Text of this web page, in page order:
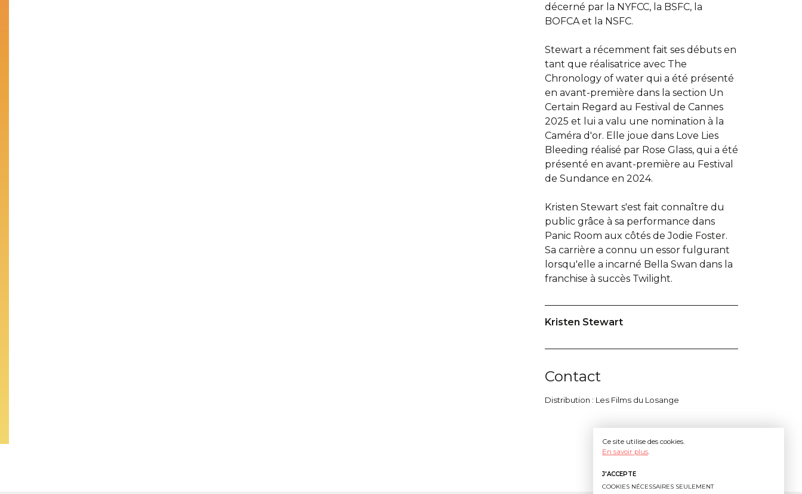
décerné par la NYFCC, la BSFC, la
BOFCA et la NSFC.
Stewart a récemment fait ses débuts en
tant que réalisatrice avec The
Chronology of water qui a été présenté
en avant-première dans la section Un
Certain Regard au Festival de Cannes
2025 et lui a valu une nomination à la
Caméra d'or. Elle joue dans Love Lies
Bleeding réalisé par Rose Glass, qui a été
présenté en avant-première au Festival
de Sundance en 2024.
Kristen Stewart s'est fait connaître du
public grâce à sa performance dans
Panic Room aux côtés de Jodie Foster.
Sa carrière a connu un essor fulgurant
lorsqu'elle a incarné Bella Swan dans la
franchise à succès Twilight.
Kristen Stewart
Contact
Distribution : Les Films du Losange
Ce site utilise des cookies.
En savoir plus.
J'ACCEPTE
COOKIES NÉCESSAIRES SEULEMENT